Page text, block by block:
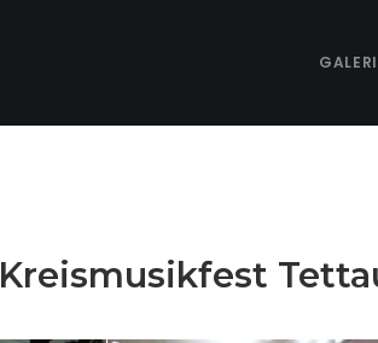
Kreismusikfest